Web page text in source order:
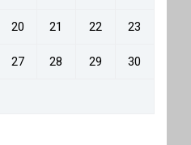
20 21 22 23
27 28 29 30